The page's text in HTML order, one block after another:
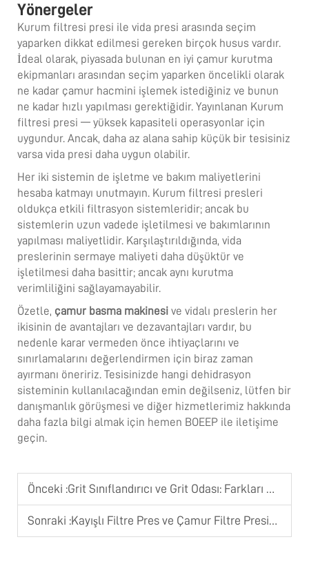
Yönergeler
Kurum filtresi presi ile vida presi arasında seçim
yaparken dikkat edilmesi gereken birçok husus vardır.
İdeal olarak, piyasada bulunan en iyi çamur kurutma
ekipmanları arasından seçim yaparken öncelikli olarak
ne kadar çamur hacmini işlemek istediğiniz ve bunun
ne kadar hızlı yapılması gerektiğidir. Yayınlanan Kurum
filtresi presi — yüksek kapasiteli operasyonlar için
uygundur. Ancak, daha az alana sahip küçük bir tesisiniz
varsa vida presi daha uygun olabilir.
Her iki sistemin de işletme ve bakım maliyetlerini
hesaba katmayı unutmayın. Kurum filtresi presleri
oldukça etkili filtrasyon sistemleridir; ancak bu
sistemlerin uzun vadede işletilmesi ve bakımlarının
yapılması maliyetlidir. Karşılaştırıldığında, vida
preslerinin sermaye maliyeti daha düşüktür ve
işletilmesi daha basittir; ancak aynı kurutma
verimliliğini sağlayamayabilir.
Özetle, çamur basma makinesi ve vidalı preslerin her
ikisinin de avantajları ve dezavantajları vardır, bu
nedenle karar vermeden önce ihtiyaçlarını ve
sınırlamalarını değerlendirmen için biraz zaman
ayırmanı öneririz. Tesisinizde hangi dehidrasyon
sisteminin kullanılacağından emin değilseniz, lütfen bir
danışmanlık görüşmesi ve diğer hizmetlerimiz hakkında
daha fazla bilgi almak için hemen BOEEP ile iletişime
geçin.
Önceki :Grit Sınıflandırıcı ve Grit Odası: Farkları Nelerdir?
Sonraki :Kayışlı Filtre Pres ve Çamur Filtre Presini Karşılaştırıyoruz: Aradaki Fark Nedir?